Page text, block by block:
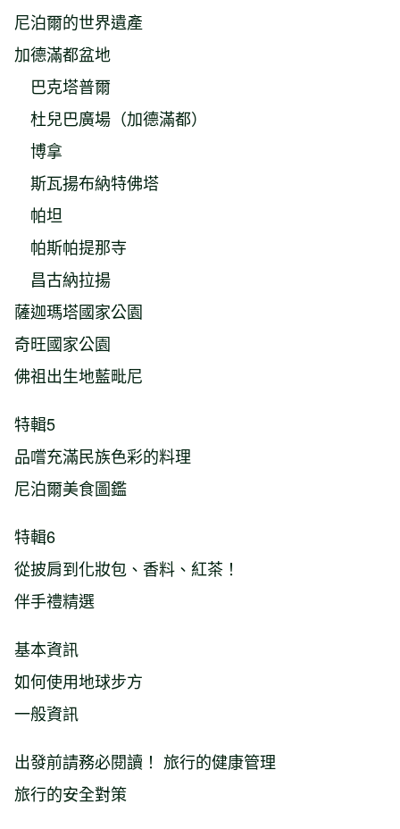
尼泊爾的世界遺產
加德滿都盆地
巴克塔普爾
杜兒巴廣場（加德滿都）
博拿
斯瓦揚布納特佛塔
帕坦
帕斯帕提那寺
昌古納拉揚
薩迦瑪塔國家公園
奇旺國家公園
佛祖出生地藍毗尼
特輯5
品嚐充滿民族色彩的料理
尼泊爾美食圖鑑
特輯6
從披肩到化妝包、香料、紅茶！
伴手禮精選
基本資訊
如何使用地球步方
一般資訊
出發前請務必閱讀！ 旅行的健康管理
旅行的安全對策